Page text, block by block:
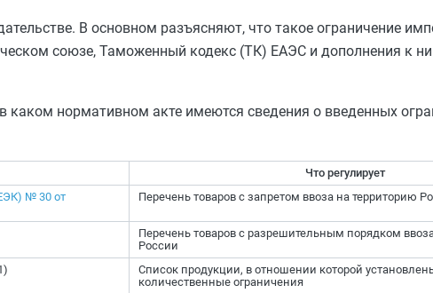
В основном разъясняют, что такое ограничение
союзе, Таможенный кодекс (ТК) ЕАЭС и дополнения к
каком нормативном акте имеются сведения о введенных
Что регулирует
№ 30 от
Перечень товаров с запретом ввоза на территорию
Перечень товаров с разрешительным порядком
России
Список продукции, в отношении которой
количественные ограничения